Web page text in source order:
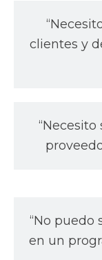
clientes y
“No puedo
en un